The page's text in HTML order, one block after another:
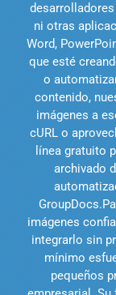
ni otras
Word,
que esté
o
contenido,
imágenes a
cURL o
línea gratuito
archivado
imágenes
integrarlo sin
mínimo
pequeños